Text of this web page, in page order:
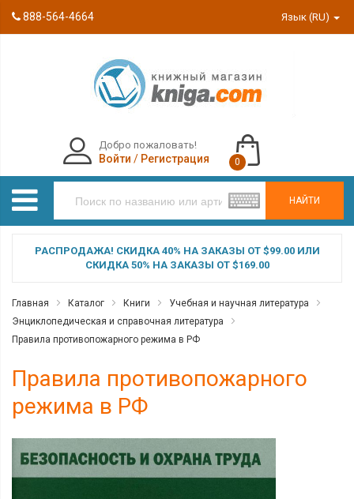
888-564-4664 Язык (RU)
НАЙТИ
Добро пожаловать!
Войти / Регистрация 0
РАСПРОДАЖА! СКИДКА 40% НА ЗАКАЗЫ ОТ $99.00 ИЛИ
СКИДКА 50% НА ЗАКАЗЫ ОТ $169.00
Главная Каталог Книги
Учебная и научная литература
Энциклопедическая и справочная литература
Правила противопожарного режима в РФ
Правила противопожарного
режима в РФ